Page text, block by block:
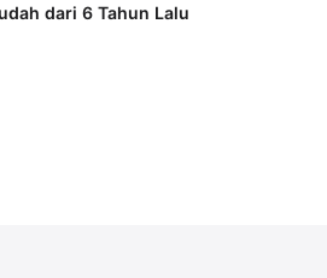
dari 6 Tahun Lalu